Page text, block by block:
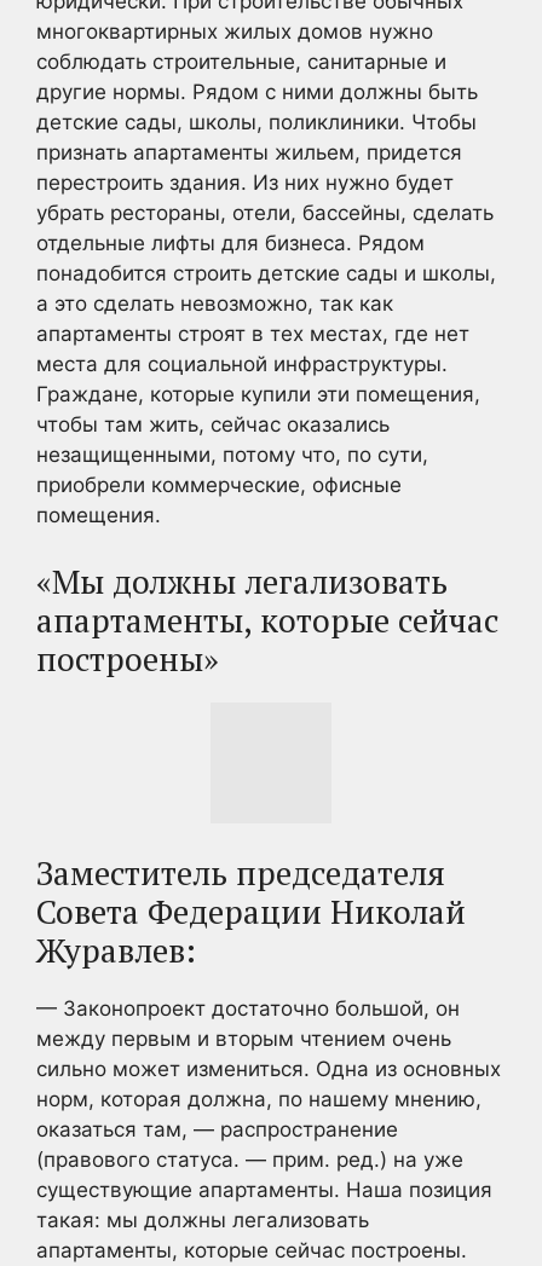
многоквартирных жилых домов нужно
соблюдать строительные, санитарные и
другие нормы. Рядом с ними должны быть
детские сады, школы, поликлиники. Чтобы
признать апартаменты жильем, придется
перестроить здания. Из них нужно будет
убрать рестораны, отели, бассейны, сделать
отдельные лифты для бизнеса. Рядом
понадобится строить детские сады и школы,
а это сделать невозможно, так как
апартаменты строят в тех местах, где нет
места для социальной инфраструктуры.
Граждане, которые купили эти помещения,
чтобы там жить, сейчас оказались
незащищенными, потому что, по сути,
приобрели коммерческие, офисные
помещения.
«Мы должны легализовать
апартаменты, которые сейчас
построены»
Заместитель председателя
Совета Федерации Николай
Журавлев:
— Законопроект достаточно большой, он
между первым и вторым чтением очень
сильно может измениться. Одна из основных
норм, которая должна, по нашему мнению,
оказаться там, — распространение
(правового статуса. — прим. ред.) на уже
существующие апартаменты. Наша позиция
такая: мы должны легализовать
апартаменты, которые сейчас построены.